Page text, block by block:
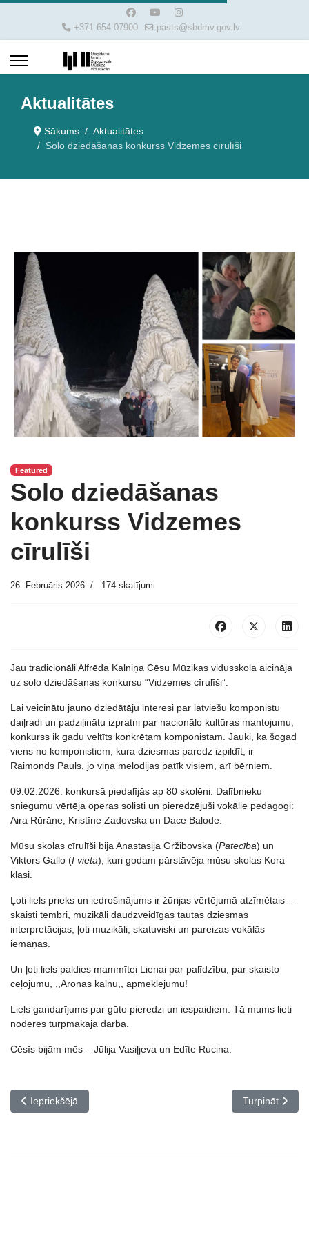
+371 654 07900 pasts@sbdmv.gov.lv
Aktualitātes
Sākums
Aktualitātes
Solo dziedāšanas konkurss Vidzemes cīrulīši
Featured
Solo dziedāšanas
konkurss Vidzemes
cīrulīši
26. Februāris 2026 174 skatījumi
Jau tradicionāli Alfrēda Kalniņa Cēsu Mūzikas vidusskola aicināja
uz solo dziedāšanas konkursu “Vidzemes cīrulīši”.
Lai veicinātu jauno dziedātāju interesi par latviešu komponistu
daiļradi un padziļinātu izpratni par nacionālo kultūras mantojumu,
konkurss ik gadu veltīts konkrētam komponistam. Jauki, ka šogad
viens no komponistiem, kura dziesmas paredz izpildīt, ir
Raimonds Pauls, jo viņa melodijas patīk visiem, arī bērniem.
09.02.2026. konkursā piedalījās ap 80 skolēni. Dalībnieku
sniegumu vērtēja operas solisti un pieredzējuši vokālie pedagogi:
Aira Rūrāne, Kristīne Zadovska un Dace Balode.
Mūsu skolas cīrulīši bija Anastasija Gržibovska (Patecība) un
Viktors Gallo (I vieta), kuri godam pārstāvēja mūsu skolas Kora
klasi.
Ļoti liels prieks un iedrošinājums ir žūrijas vērtējumā atzīmētais –
skaisti tembri, muzikāli daudzveidīgas tautas dziesmas
interpretācijas, ļoti muzikāli, skatuviski un pareizas vokālās
iemaņas.
Un ļoti liels paldies mammītei Lienai par palīdzību, par skaisto
ceļojumu, ,,Aronas kalnu,, apmeklējumu!
Liels gandarījums par gūto pieredzi un iespaidiem. Tā mums lieti
noderēs turpmākajā darbā.
Cēsīs bijām mēs – Jūlija Vasiļjeva un Edīte Rucina.
Iepriekšējais raksts: Apsveicam!
Iepriekšējā Nākamais
Turpināt